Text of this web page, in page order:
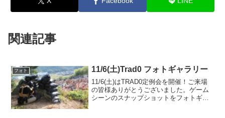
関連記事
フォト 11/6(土)Trad0 フォトギャラリー
11/6(土)はTRAD0定例会を開催！ご来場
の皆様ありがとうございました。ゲーム
シーンのスナップショットをフォトギャ